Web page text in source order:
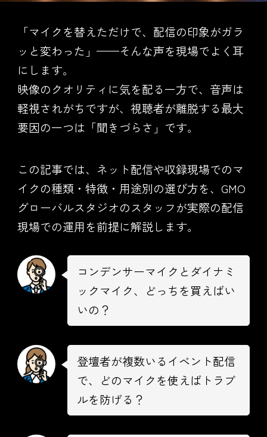
「マイクを替えただけで、配信の印象がガラ
ッと変わった」——そんな声を現場でよく耳
にします。
映像のクオリティに気を配る一方で、音声は
軽視されがちですが、視聴者が離脱する最大
要因の一つは「聞きづらさ」です。
この記事では、ネット配信や収録現場でのマ
イクの種類・特徴・用途別の選び方を、GMO
グローバルスタジオのスタッフが実際の配信
現場での運用を前提に解説します。
コンデンサーマイクとダイナミ
ックマイク、どっちを買えばい
いの？
登壇者が複数いるイベント配信
で、どのマイクを使えばトラブ
ルを防げる？